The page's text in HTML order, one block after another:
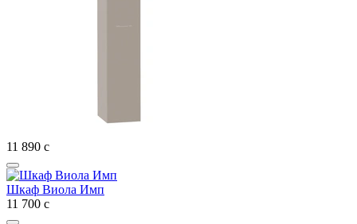
11 890 с
Шкаф Виола Имп
11 700 с